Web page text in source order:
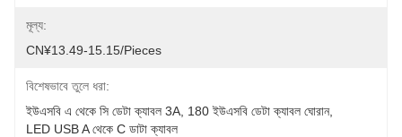
মূল্য:
CN¥13.49-15.15/pieces
বিশেষভাবে তুলে ধরা:
ইউএসবি এ থেকে সি ডেটা ক্যাবল 3A 180 ইউএসবি ডেটা ক্যাবল ঘোরান,
LED USB A থেকে C ডাটা ক্যাবল